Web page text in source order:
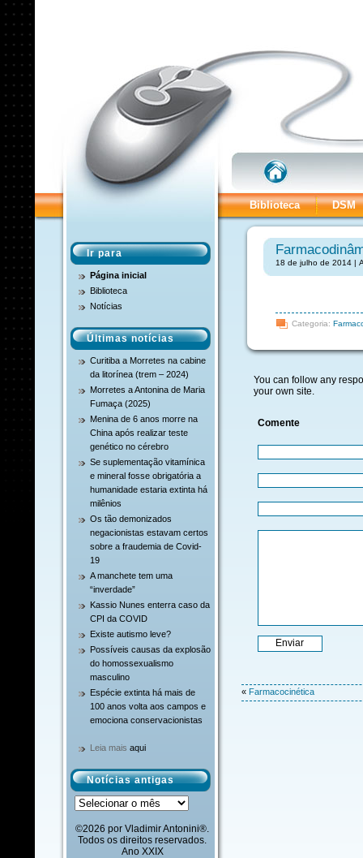
Biblioteca DSM
Ir para
Página inicial
Biblioteca
Notícias
Últimas notícias
Curitiba a Morretes na cabine
da litorínea (trem – 2024)
Morretes a Antonina de Maria
Fumaça (2025)
Menina de 6 anos morre na
China após realizar teste
genético no cérebro
Se suplementação vitamínica
e mineral fosse obrigatória a
humanidade estaria extinta há
milênios
Os tão demonizados
negacionistas estavam certos
sobre a fraudemia de Covid-
19
A manchete tem uma
“inverdade”
Kassio Nunes enterra caso da
CPI da COVID
Existe autismo leve?
Possíveis causas da explosão
do homossexualismo
masculino
Espécie extinta há mais de
100 anos volta aos campos e
emociona conservacionistas
Leia mais aqui
Notícias antigas
Notícias
antigas
©2026 por Vladimir Antonini®.
Todos os direitos reservados.
Ano XXIX
18 de julho de 2014 |
Categoria:
You can follow any
your own site.
Comente
« Farmacocinética